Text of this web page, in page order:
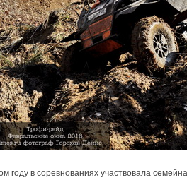
году в соревнованиях участвовала